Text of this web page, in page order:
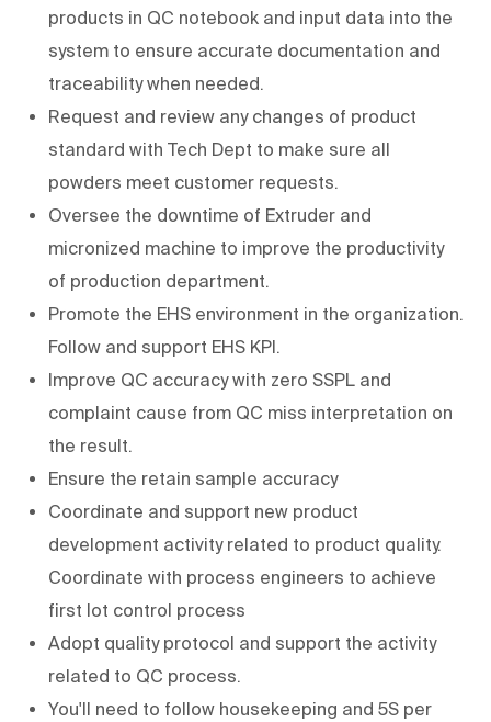
products in QC notebook and input data into the
system to ensure accurate documentation and
traceability when needed.
Request and review any changes of product
standard with Tech Dept to make sure all
powders meet customer requests.
Oversee the downtime of Extruder and
micronized machine to improve the productivity
of production department.
Promote the EHS environment in the organization.
Follow and support EHS KPI.
Improve QC accuracy with zero SSPL and
complaint cause from QC miss interpretation on
the result.
Ensure the retain sample accuracy
Coordinate and support new product
development activity related to product quality.
Coordinate with process engineers to achieve
first lot control process
Adopt quality protocol and support the activity
related to QC process.
You'll need to follow housekeeping and 5S per